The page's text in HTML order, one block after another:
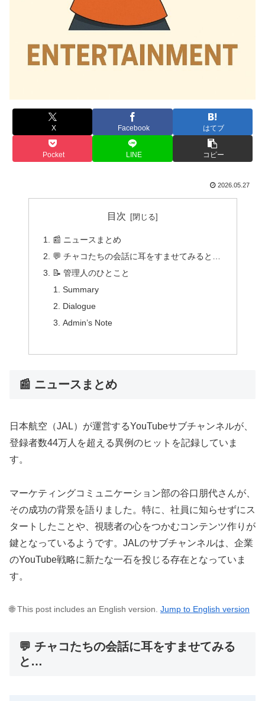
X Facebook はてブ
Pocket LINE コピー
2026.05.27
目次
📰 ニュースまとめ
💬 チャコたちの会話に耳をすませてみると…
📝 管理人のひとこと
Summary
Dialogue
Admin’s Note
📰 ニュースまとめ
日本航空（JAL）が運営するYouTubeサブチャンネルが、
登録者数44万人を超える異例のヒットを記録していま
す。
マーケティングコミュニケーション部の谷口朋代さんが、
その成功の背景を語りました。特に、社員に知らせずにス
タートしたことや、視聴者の心をつかむコンテンツ作りが
鍵となっているようです。JALのサブチャンネルは、企業
のYouTube戦略に新たな一石を投じる存在となっていま
す。
🌐 This post includes an English version. Jump to English version
💬 チャコたちの会話に耳をすませてみる
と…